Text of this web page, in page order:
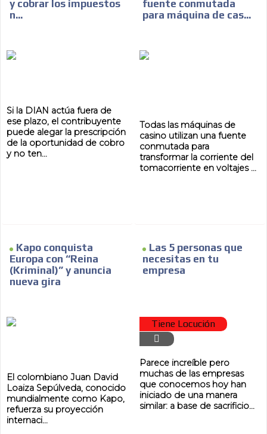
y cobrar los impuestos
n...
Si la DIAN actúa fuera de
ese plazo, el contribuyente
puede alegar la prescripción
de la oportunidad de cobro
y no ten...
fuente conmutada
para máquina de cas...
Todas las máquinas de
casino utilizan una fuente
conmutada para
transformar la corriente del
tomacorriente en voltajes ...
Kapo conquista
Europa con “Reina
(Kriminal)” y anuncia
nueva gira
El colombiano Juan David
Loaiza Sepúlveda, conocido
mundialmente como Kapo,
refuerza su proyección
internaci...
Las 5 personas que
necesitas en tu
empresa
Tiene Locución
Parece increíble pero
muchas de las empresas
que conocemos hoy han
iniciado de una manera
similar: a base de sacrificio...